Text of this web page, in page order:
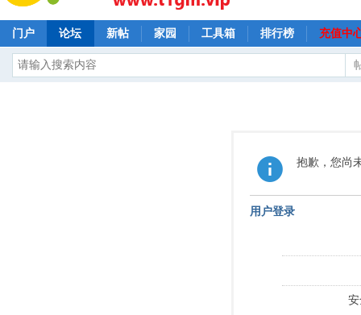
门户 论坛 新帖 家园 工具箱 排行榜 充值中
抱歉，您尚
用户登录